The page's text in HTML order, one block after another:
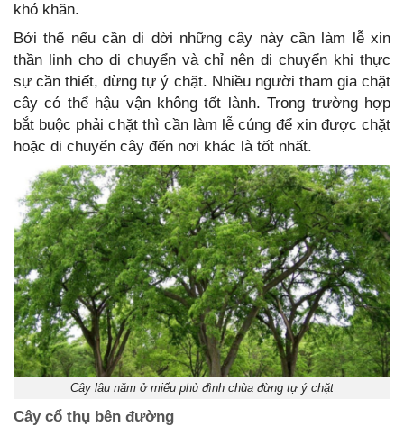
khó khăn.
Bởi thế nếu cần di dời những cây này cần làm lễ xin
thần linh cho di chuyển và chỉ nên di chuyển khi thực
sự cần thiết, đừng tự ý chặt. Nhiều người tham gia chặt
cây có thể hậu vận không tốt lành. Trong trường hợp
bắt buộc phải chặt thì cần làm lễ cúng để xin được chặt
hoặc di chuyển cây đến nơi khác là tốt nhất.
Cây lâu năm ở miếu phủ đình chùa đừng tự ý chặt
Cây cổ thụ bên đường